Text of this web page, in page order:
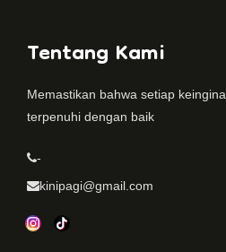
Tentang Kami
Memastikan bahwa setiap
terpenuhi dengan baik
-
kinipagi@gmail.com